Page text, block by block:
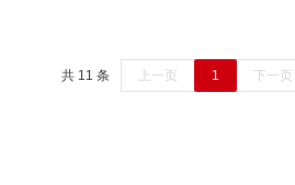
共 11 条 上一页 1 下一页